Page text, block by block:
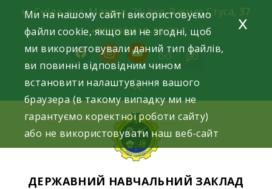
content
м. Сміла, вул. Мазура, 26; вул. Василя Стуса, 37
+38(098)612-69-32.
facebookinstagram
youtube
ДЕРЖАВНИЙ НАВЧАЛЬНИЙ ЗАКЛАД
Ми на нашому сайті використовуємо
файли cookie, якщо ви не згодні, щоб
ми використовували даний тип файлів,
ви повинні відповідним чином
встановити налаштування вашого
браузера (в такому випадку ми не
гарантуємо коректної роботи сайту)
або не використовувати наш веб-сайт
x